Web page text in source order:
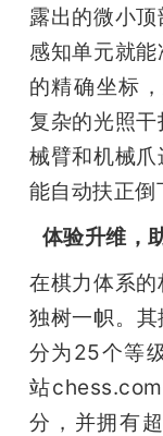
露出的微小
感知单元就
的精确坐标
复杂的光照
械臂和机械
能自动扶正倒
体验升维，
在棋力体系
独树一帜。
分为25个等
站
分，并拥有